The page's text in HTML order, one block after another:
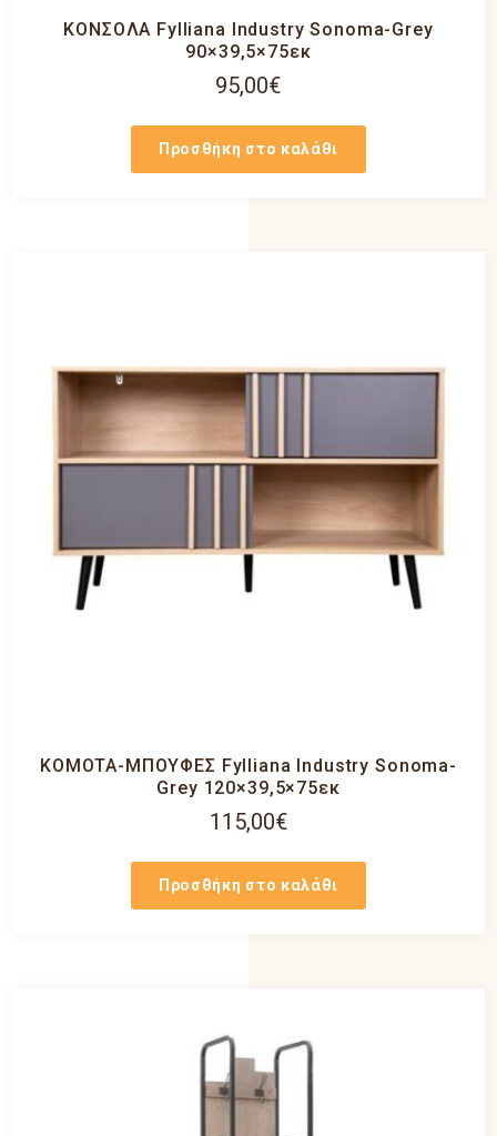
ΚΟΝΣΟΛΑ Fylliana Industry Sonoma-Grey
90×39,5×75εκ
95,00€
Προσθήκη στο καλάθι
ΚΟΜΟΤΑ-ΜΠΟΥΦΕΣ Fylliana Industry Sonoma-
Grey 120×39,5×75εκ
115,00€
Προσθήκη στο καλάθι